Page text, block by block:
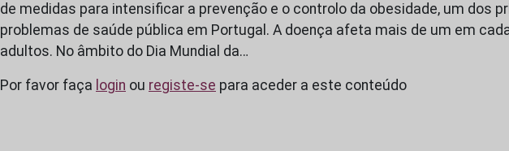
de medidas para intensificar a prevenção e o controlo da obesidade, um dos
problemas de saúde pública em Portugal. A doença afeta mais de um em
adultos. No âmbito do Dia Mundial da…
Por favor faça login ou registe-se para aceder a este conteúdo